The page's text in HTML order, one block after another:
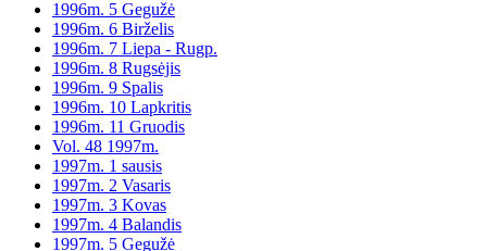
1996m. 5 Gegužė
1996m. 6 Birželis
1996m. 7 Liepa - Rugp.
1996m. 8 Rugsėjis
1996m. 9 Spalis
1996m. 10 Lapkritis
1996m. 11 Gruodis
Vol. 48 1997m.
1997m. 1 sausis
1997m. 2 Vasaris
1997m. 3 Kovas
1997m. 4 Balandis
1997m. 5 Gegužė